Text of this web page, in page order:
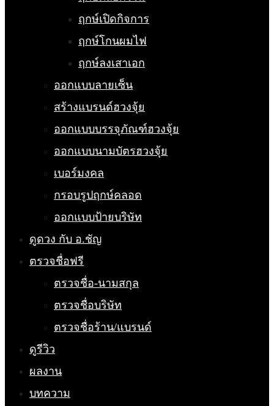
ฤกษ์เปิดกิจการ
ฤกษ์โกนผมไฟ
ฤกษ์ลงเสาเอก
ออกแบบลายเซ็น
สร้างแบรนด์ฮวงจุ้ย
ออกแบบบรรจุภัณฑ์ฮวงจุ้ย
ออกแบบนามบัตรฮวงจุ้ย
เบอร์มงคล
กรอบรูปฤกษ์คลอด
ออกแบบป้ายบริษัท
ดูดวง กับ อ.ชัญ
ตรวจชื่อฟรี
ตรวจชื่อ-นามสกุล
ตรวจชื่อบริษัท
ตรวจชื่อร้าน/แบรนด์
ดูรีวิว
ผลงาน
บทความ